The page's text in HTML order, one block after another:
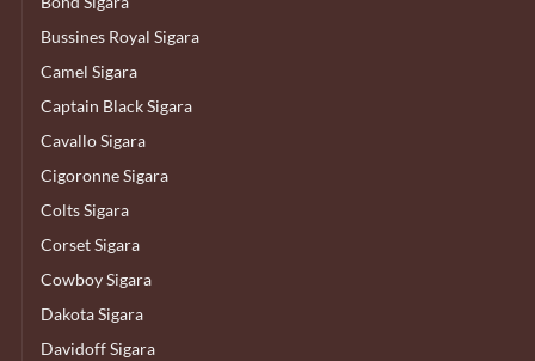
Bussines Royal Sigara
Camel Sigara
Captain Black Sigara
Cavallo Sigara
Cigoronne Sigara
Colts Sigara
Corset Sigara
Cowboy Sigara
Dakota Sigara
Davidoff Sigara